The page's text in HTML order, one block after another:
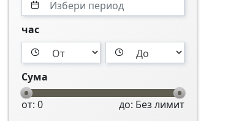
час
Сума
от: 0 до: Без лимит